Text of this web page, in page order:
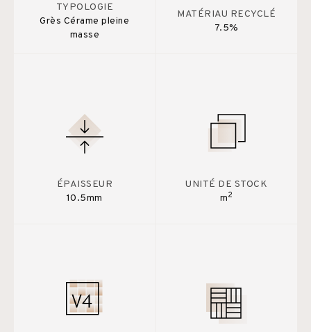
TYPOLOGIE
Grès Cérame pleine
masse
MATÉRIAU RECYCLÉ
7.5%
ÉPAISSEUR
10.5mm
UNITÉ DE STOCK
m2